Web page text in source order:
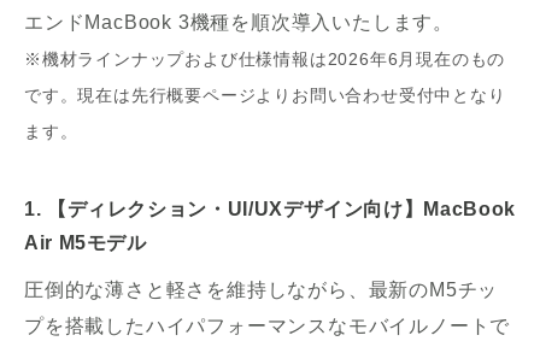
エンドMacBook 3機種を順次導入いたします。
※機材ラインナップおよび仕様情報は2026年6月現在のもの
です。現在は先行概要ページよりお問い合わせ受付中となり
ます。
1. 【ディレクション・UI/UXデザイン向け】MacBook
Air M5モデル
圧倒的な薄さと軽さを維持しながら、最新のM5チッ
プを搭載したハイパフォーマンスなモバイルノートで